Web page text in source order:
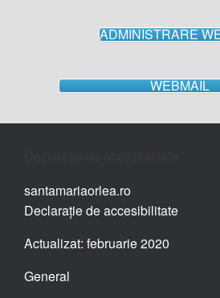
ADMINISTRARE
WEBMAIL
santamariaorlea.ro
Declarație de accesibilitate
Actualizat: februarie 2020
General